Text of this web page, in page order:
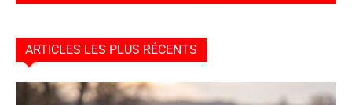
ARTICLES LES PLUS RÉCENTS